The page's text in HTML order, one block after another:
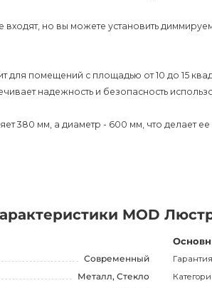
входят, но вы можете установить
для помещений с площадью от 10 до 15
надежность и безопасность
380 мм, а диаметр - 600 мм, что делает
и превосходное качество исполнения
что данная люстра имеет гарантию на 12
и легкую установку
MOD
Современный
Металл, Стекло
Гарантия